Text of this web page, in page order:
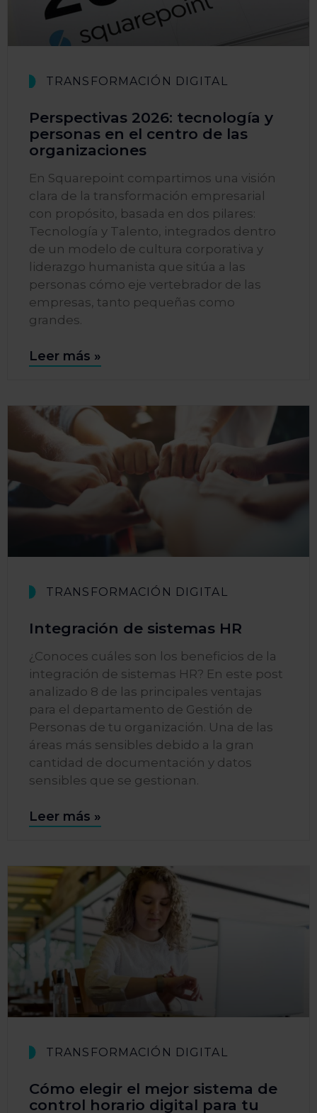
TRANSFORMACIÓN DIGITAL
Perspectivas 2026: tecnología y
personas en el centro de las
organizaciones
En Squarepoint compartimos una visión
clara de la transformación empresarial
con propósito, basada en dos pilares:
Tecnología y Talento, integrados dentro
de un modelo de cultura corporativa y
liderazgo humanista que sitúa a las
personas cómo eje vertebrador de las
empresas, tanto pequeñas como
grandes.
Leer más »
TRANSFORMACIÓN DIGITAL
Integración de sistemas HR
¿Conoces cuáles son los beneficios de la
integración de sistemas HR? En este post
analizado 8 de las principales ventajas
para el departamento de Gestión de
Personas de tu organización. Una de las
áreas más sensibles debido a la gran
cantidad de documentación y datos
sensibles que se gestionan.
Leer más »
TRANSFORMACIÓN DIGITAL
Cómo elegir el mejor sistema de
control horario digital para tu